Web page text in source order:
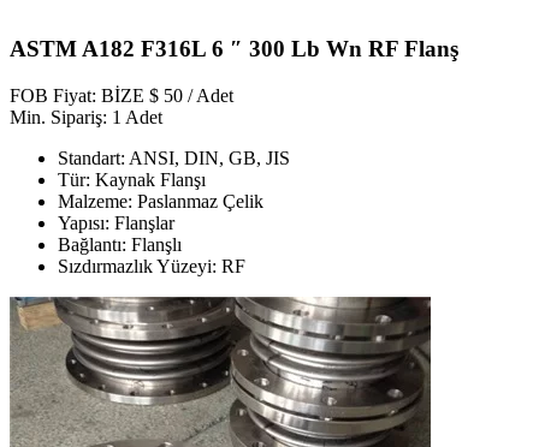
ASTM A182 F316L 6 ″ 300 Lb Wn RF Flanş
FOB Fiyat: BİZE $ 50 / Adet
Min. Sipariş: 1 Adet
Standart: ANSI, DIN, GB, JIS
Tür: Kaynak Flanşı
Malzeme: Paslanmaz Çelik
Yapısı: Flanşlar
Bağlantı: Flanşlı
Sızdırmazlık Yüzeyi: RF